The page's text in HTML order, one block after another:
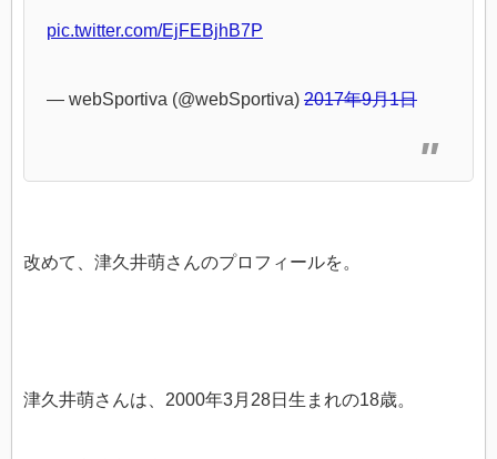
pic.twitter.com/EjFEBjhB7P
— webSportiva (@webSportiva) 2017年9月1日
改めて、津久井萌さんのプロフィールを。
津久井萌さんは、2000年3月28日生まれの18歳。